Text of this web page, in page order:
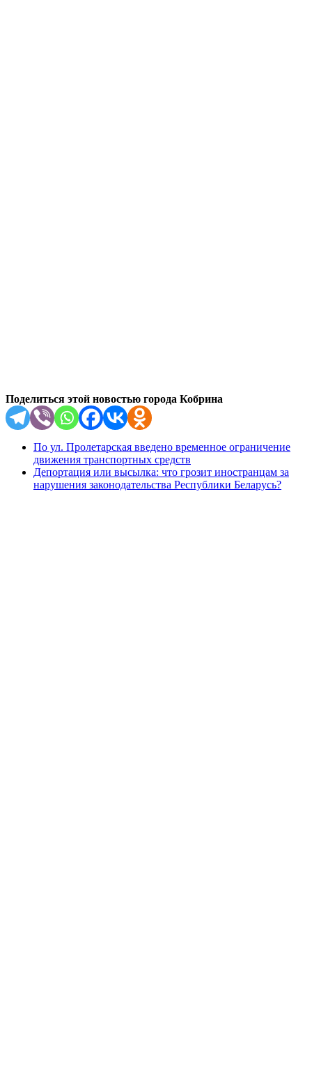
Поделиться этой новостью города Кобрина
По ул. Пролетарская введено временное ограничение
движения транспортных средств
Депортация или высылка: что грозит иностранцам за
нарушения законодательства Республики Беларусь?